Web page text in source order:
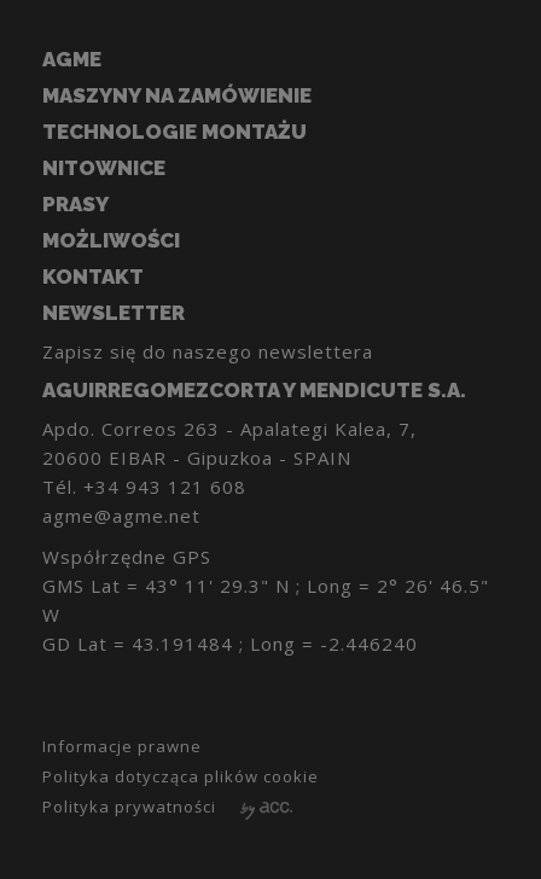
AGME
MASZYNY NA ZAMÓWIENIE
TECHNOLOGIE MONTAŻU
NITOWNICE
PRASY
MOŻLIWOŚCI
KONTAKT
NEWSLETTER
Zapisz się do naszego newslettera
AGUIRREGOMEZCORTA Y MENDICUTE S.A.
Apdo. Correos 263 - Apalategi Kalea, 7,
20600 EIBAR - Gipuzkoa - SPAIN
Tél. +34 943 121 608
agme@agme.net
Współrzędne GPS
GMS Lat = 43° 11' 29.3" N ; Long = 2° 26' 46.5"
W
GD Lat = 43.191484 ; Long = -2.446240
Informacje prawne
Polityka dotycząca plików cookie
Polityka prywatności